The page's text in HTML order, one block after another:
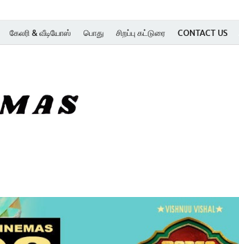
கேலரி & வீடியோஸ் பொது சிறப்பு கட்டுரை CONTACT US